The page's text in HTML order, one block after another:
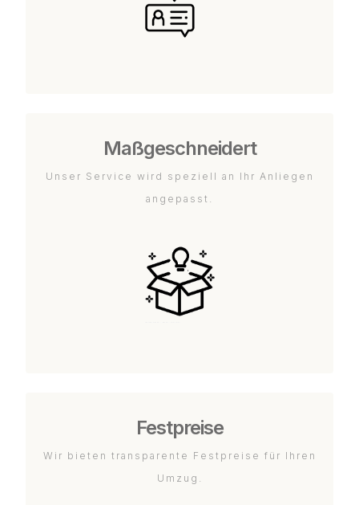
Maßgeschneidert
Unser Service wird speziell an Ihr Anliegen
angepasst.
Festpreise
Wir bieten transparente Festpreise für Ihren
Umzug.